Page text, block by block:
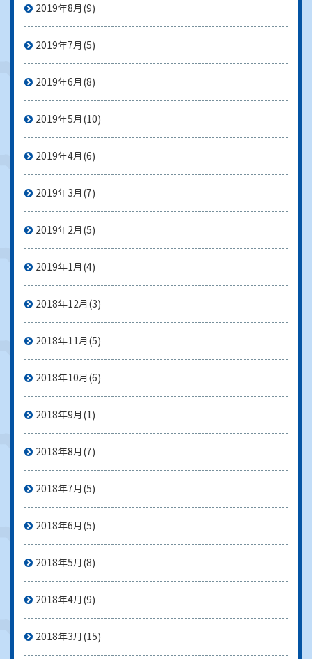
2019年8月 (9)
2019年7月 (5)
2019年6月 (8)
2019年5月 (10)
2019年4月 (6)
2019年3月 (7)
2019年2月 (5)
2019年1月 (4)
2018年12月 (3)
2018年11月 (5)
2018年10月 (6)
2018年9月 (1)
2018年8月 (7)
2018年7月 (5)
2018年6月 (5)
2018年5月 (8)
2018年4月 (9)
2018年3月 (15)